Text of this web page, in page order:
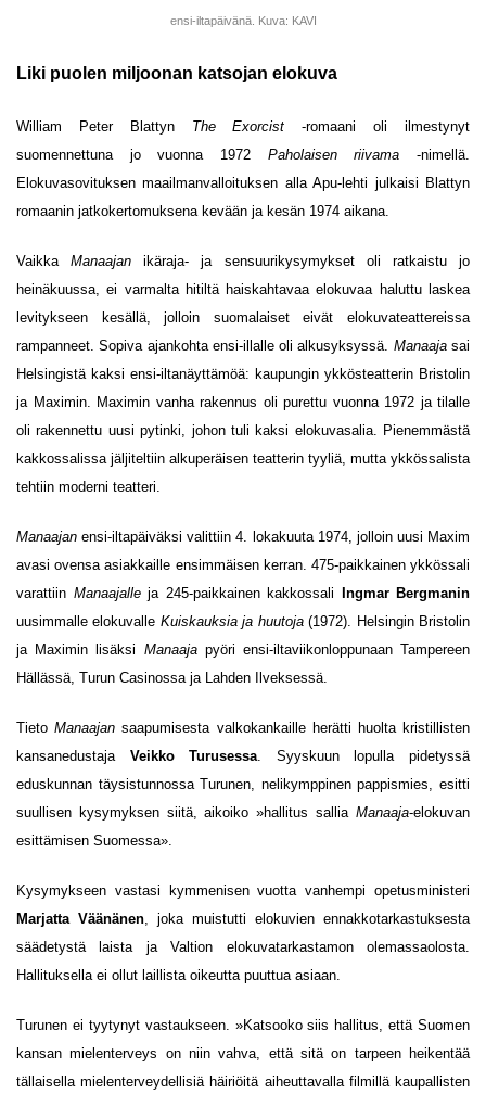
ensi-iltapäivänä. Kuva: KAVI
Liki puolen miljoonan katsojan elokuva
William Peter Blattyn The Exorcist -romaani oli ilmestynyt
suomennettuna jo vuonna 1972 Paholaisen riivama -nimellä.
Elokuvasovituksen maailmanvalloituksen alla Apu-lehti julkaisi Blattyn
romaanin jatkokertomuksena kevään ja kesän 1974 aikana.
VaikkaManaajan ikäraja- ja sensuurikysymykset oli ratkaistu jo
heinäkuussa, ei varmalta hitiltä haiskahtavaa elokuvaa haluttu laskea
levitykseen kesällä, jolloin suomalaiset eivät elokuvateattereissa
rampanneet. Sopiva ajankohta ensi-illalle oli alkusyksyssä. Manaajasai
Helsingistä kaksi ensi-iltanäyttämöä: kaupungin ykkösteatterin Bristolin
ja Maximin. Maximin vanha rakennus oli purettu vuonna 1972 ja tilalle
oli rakennettu uusi pytinki, johon tuli kaksi elokuvasalia. Pienemmästä
kakkossalissa jäljiteltiin alkuperäisen teatterin tyyliä, mutta ykkössalista
tehtiin moderni teatteri.
Manaajan ensi-iltapäiväksi valittiin 4. lokakuuta 1974, jolloin uusi Maxim
avasi ovensa asiakkaille ensimmäisen kerran. 475-paikkainen ykkössali
varattiin Manaajalleja 245-paikkainen kakkossali
Ingmar Bergmanin
uusimmalle elokuvalle Kuiskauksia ja huutoja(1972). Helsingin Bristolin
ja Maximin lisäksi Manaajapyöri ensi-iltaviikonloppunaan Tampereen
Hällässä, Turun Casinossa ja Lahden Ilveksessä.
TietoManaajan saapumisesta valkokankaille herätti huolta kristillisten
kansanedustaja Veikko Turusessa . Syyskuun lopulla pidetyssä
eduskunnan täysistunnossa Turunen, nelikymppinen pappismies, esitti
suullisen kysymyksen siitä, aikoiko »hallitus sallia Manaaja-elokuvan
esittämisen Suomessa».
Kysymykseen vastasi kymmenisen vuotta vanhempi opetusministeri
Marjatta Väänänen , joka muistutti elokuvien ennakkotarkastuksesta
säädetystä laista ja Valtion elokuvatarkastamon olemassaolosta.
Hallituksella ei ollut laillista oikeutta puuttua asiaan.
Turunen ei tyytynyt vastaukseen. »Katsooko siis hallitus, että Suomen
kansan mielenterveys on niin vahva, että sitä on tarpeen heikentää
tällaisella mielenterveydellisiä häiriöitä aiheuttavalla filmillä kaupallisten